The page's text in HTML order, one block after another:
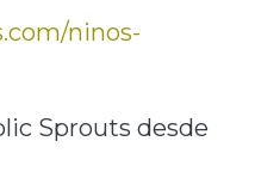
ninos-
Sprouts desde